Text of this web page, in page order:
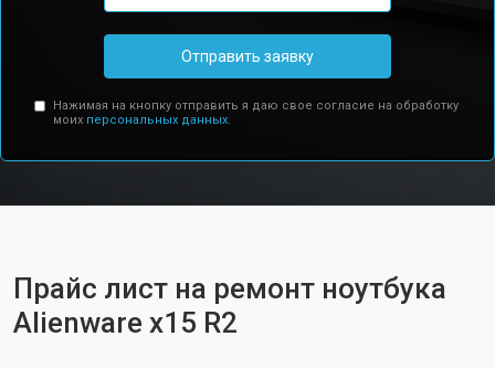
Отправить заявку
Нажимая на кнопку отправить я даю свое согласие на обработку
моих персональных данных.
Прайс лист на ремонт ноутбука
Alienware x15 R2